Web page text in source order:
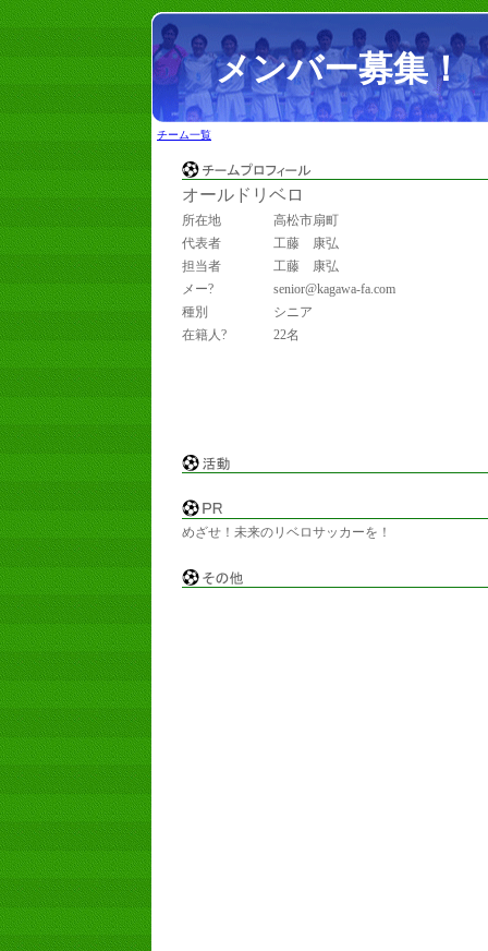
メンバー募集！
チーム一覧
オールドリベロ
所在地
高松市扇町
代表者
工藤 康弘
担当者
工藤 康弘
メー?
senior@kagawa-fa.com
種別
シニア
在籍人?
22名
めざせ！未来のリベロサッカーを！